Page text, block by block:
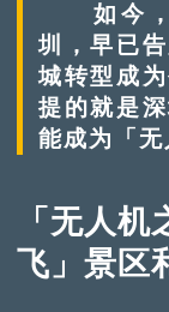
如今，
圳，早已
城转型成
提的就是
能成为「无
「无人
飞」景区